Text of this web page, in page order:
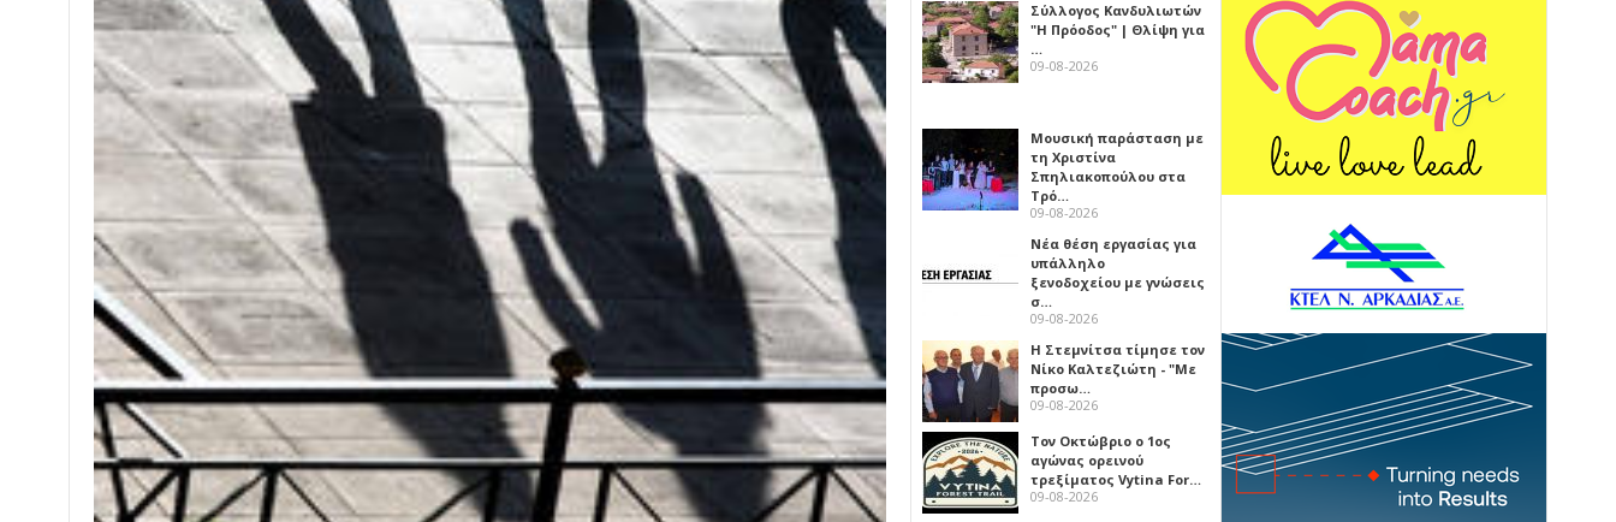
Σύλλογος Κανδυλιωτών
"Η Πρόοδος" | Θλίψη για
…
09-08-2026
Μουσική παράσταση με
τη Χριστίνα
Σπηλιακοπούλου στα
Τρό…
09-08-2026
Νέα θέση εργασίας για
υπάλληλο
ξενοδοχείου με γνώσεις
σ…
09-08-2026
Η Στεμνίτσα τίμησε τον
Νίκο Καλτεζιώτη - "Με
προσω…
09-08-2026
Τον Οκτώβριο ο 1ος
αγώνας ορεινού
τρεξίματος Vytina For…
09-08-2026